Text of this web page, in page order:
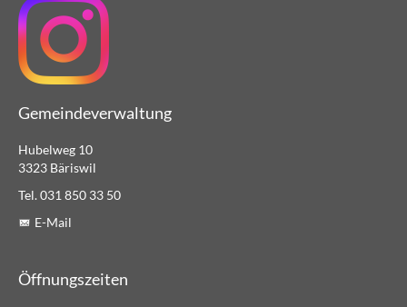
Gemeindeverwaltung
Hubelweg 10
3323 Bäriswil
Tel. 031 850 33 50
E-Mail
Öffnungszeiten